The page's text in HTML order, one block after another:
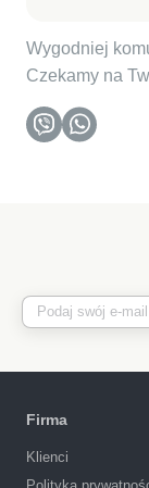
Wygodniej
Czekamy na
Firma
Klienci